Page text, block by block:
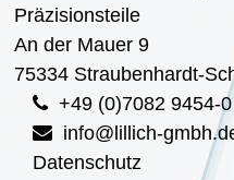
Präzisionsteile
An der Mauer 9
75334 Straubenhardt-
+49 (0)7082 9454-0
info@lillich-
Datenschutz